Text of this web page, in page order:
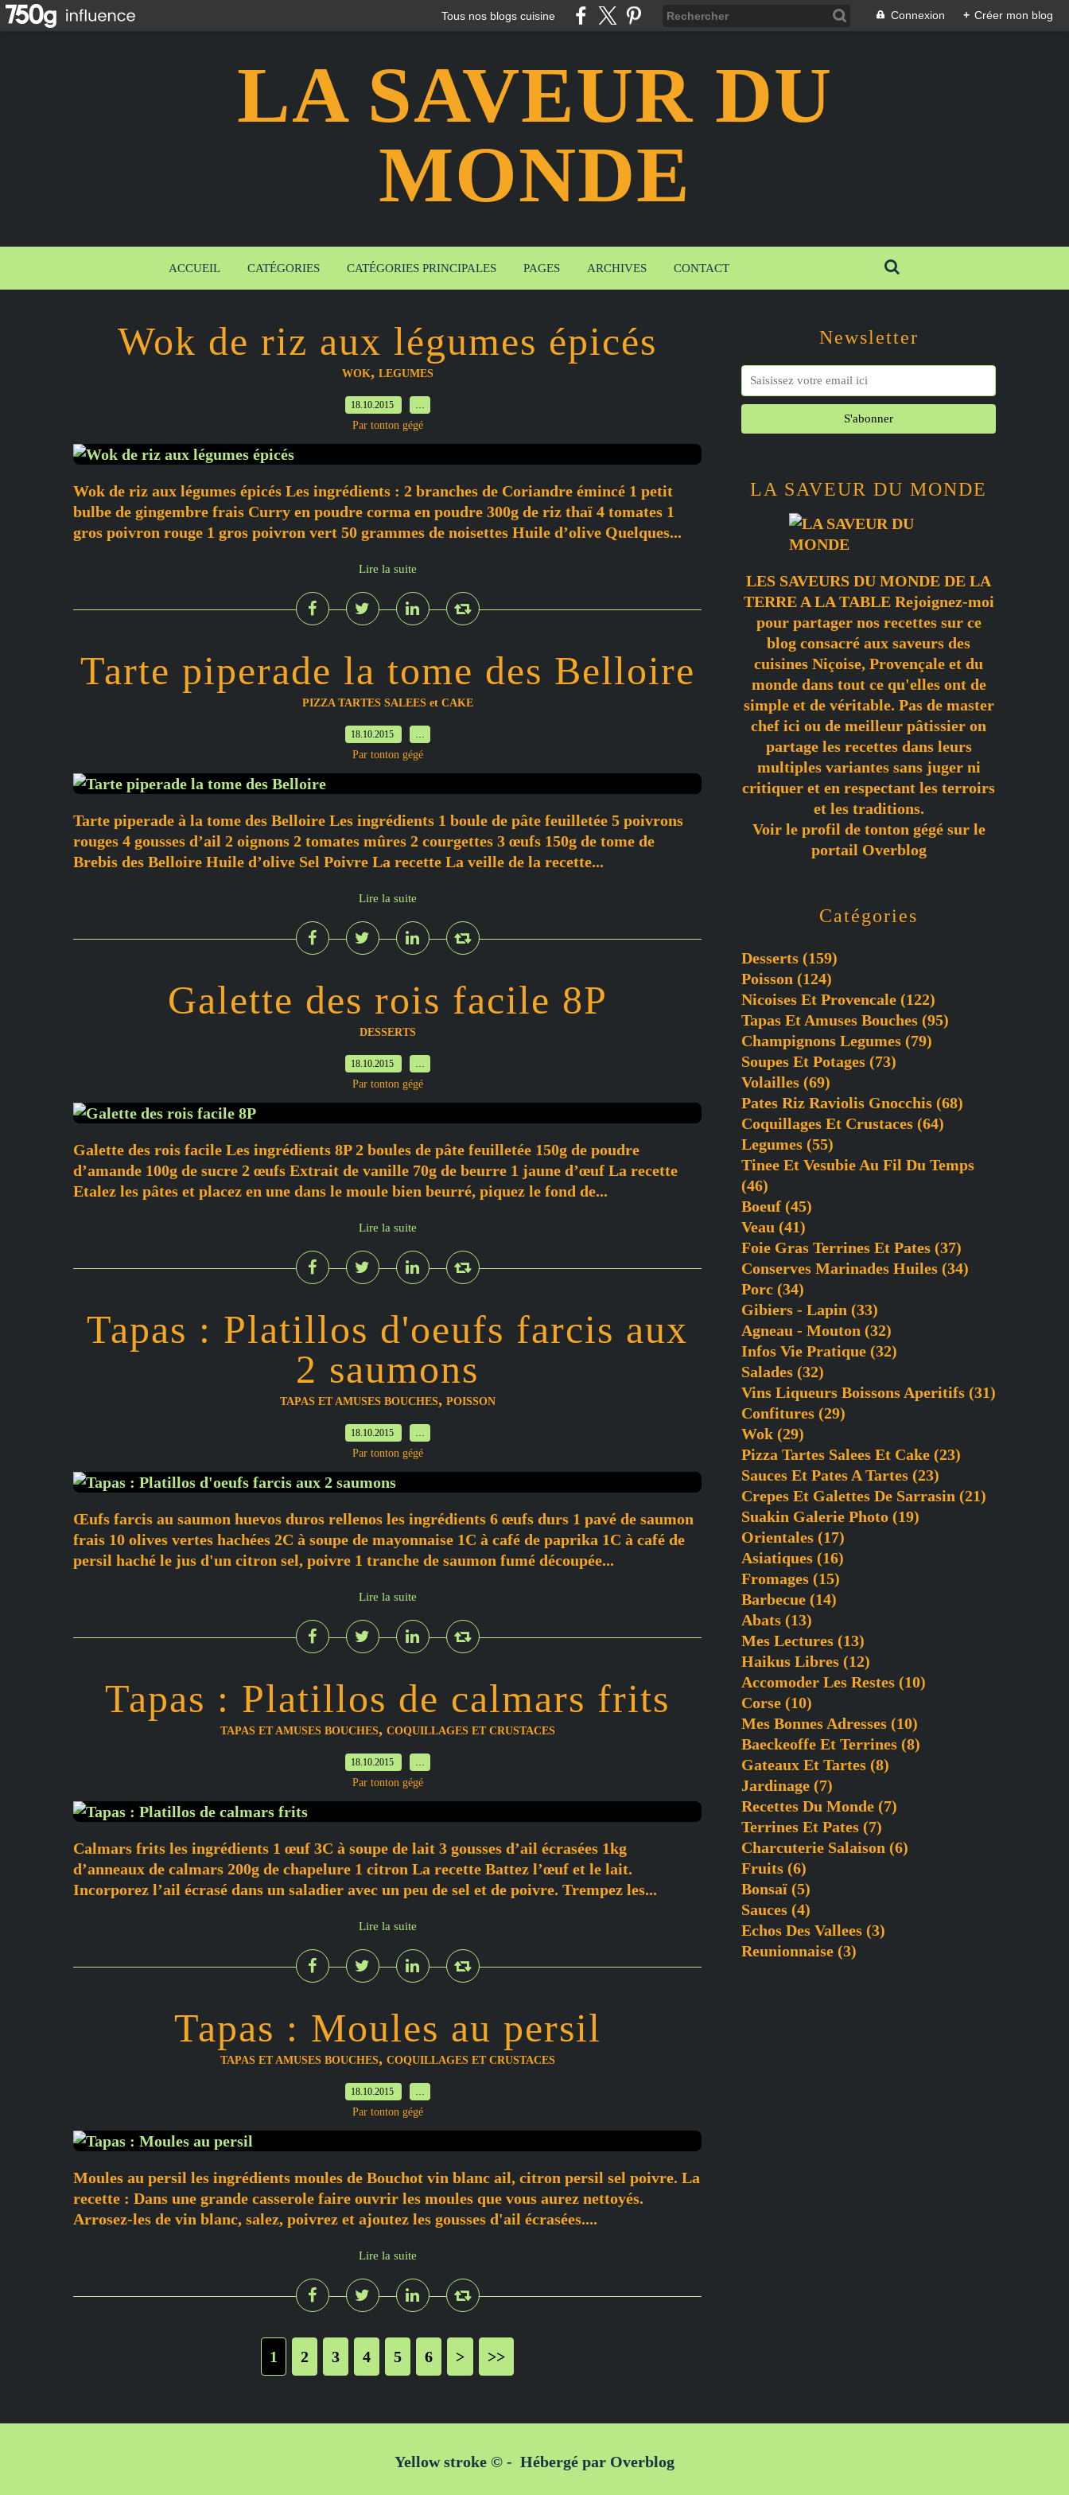
Tous nos blogs cuisine Connexion + Créer mon blog
LA SAVEUR DU
MONDE
ACCUEIL CATÉGORIES CATÉGORIES PRINCIPALES PAGES ARCHIVES CONTACT
Wok de riz aux légumes épicés
WOK, LEGUMES
18.10.2015 …
Par tonton gégé
Wok de riz aux légumes épicés Les ingrédients : 2 branches de Coriandre émincé 1 petit
bulbe de gingembre frais Curry en poudre corma en poudre 300g de riz thaï 4 tomates 1
gros poivron rouge 1 gros poivron vert 50 grammes de noisettes Huile d’olive Quelques...
Lire la suite
Tarte piperade la tome des Belloire
PIZZA TARTES SALEES et CAKE
18.10.2015 …
Par tonton gégé
Tarte piperade à la tome des Belloire Les ingrédients 1 boule de pâte feuilletée 5 poivrons
rouges 4 gousses d’ail 2 oignons 2 tomates mûres 2 courgettes 3 œufs 150g de tome de
Brebis des Belloire Huile d’olive Sel Poivre La recette La veille de la recette...
Lire la suite
Galette des rois facile 8P
DESSERTS
18.10.2015 …
Par tonton gégé
Galette des rois facile Les ingrédients 8P 2 boules de pâte feuilletée 150g de poudre
d’amande 100g de sucre 2 œufs Extrait de vanille 70g de beurre 1 jaune d’œuf La recette
Etalez les pâtes et placez en une dans le moule bien beurré, piquez le fond de...
Lire la suite
Tapas : Platillos d'oeufs farcis aux
2 saumons
TAPAS ET AMUSES BOUCHES, POISSON
18.10.2015 …
Par tonton gégé
Œufs farcis au saumon huevos duros rellenos les ingrédients 6 œufs durs 1 pavé de saumon
frais 10 olives vertes hachées 2C à soupe de mayonnaise 1C à café de paprika 1C à café de
persil haché le jus d'un citron sel, poivre 1 tranche de saumon fumé découpée...
Lire la suite
Tapas : Platillos de calmars frits
TAPAS ET AMUSES BOUCHES, COQUILLAGES ET CRUSTACES
18.10.2015 …
Par tonton gégé
Calmars frits les ingrédients 1 œuf 3C à soupe de lait 3 gousses d’ail écrasées 1kg
d’anneaux de calmars 200g de chapelure 1 citron La recette Battez l’œuf et le lait.
Incorporez l’ail écrasé dans un saladier avec un peu de sel et de poivre. Trempez les...
Lire la suite
Tapas : Moules au persil
TAPAS ET AMUSES BOUCHES, COQUILLAGES ET CRUSTACES
18.10.2015 …
Par tonton gégé
Moules au persil les ingrédients moules de Bouchot vin blanc ail, citron persil sel poivre. La
recette : Dans une grande casserole faire ouvrir les moules que vous aurez nettoyés.
Arrosez-les de vin blanc, salez, poivrez et ajoutez les gousses d'ail écrasées....
Lire la suite
1 2 3 4 5 6 > >>
Newsletter
Catégories
Desserts (159)
Poisson (124)
Nicoises Et Provencale (122)
Tapas Et Amuses Bouches (95)
Champignons Legumes (79)
Soupes Et Potages (73)
Volailles (69)
Pates Riz Raviolis Gnocchis (68)
Coquillages Et Crustaces (64)
Legumes (55)
Tinee Et Vesubie Au Fil Du Temps
(46)
Boeuf (45)
Veau (41)
Foie Gras Terrines Et Pates (37)
Conserves Marinades Huiles (34)
Porc (34)
Gibiers - Lapin (33)
Agneau - Mouton (32)
Infos Vie Pratique (32)
Salades (32)
Vins Liqueurs Boissons Aperitifs (31)
Confitures (29)
Wok (29)
Pizza Tartes Salees Et Cake (23)
Sauces Et Pates A Tartes (23)
Crepes Et Galettes De Sarrasin (21)
Suakin Galerie Photo (19)
Orientales (17)
Asiatiques (16)
Fromages (15)
Barbecue (14)
Abats (13)
Mes Lectures (13)
Haikus Libres (12)
Accomoder Les Restes (10)
Corse (10)
Mes Bonnes Adresses (10)
Baeckeoffe Et Terrines (8)
Gateaux Et Tartes (8)
Jardinage (7)
Recettes Du Monde (7)
Terrines Et Pates (7)
Charcuterie Salaison (6)
Fruits (6)
Bonsaï (5)
Sauces (4)
Echos Des Vallees (3)
Reunionnaise (3)
LA SAVEUR DU MONDE
LES SAVEURS DU MONDE DE LA
TERRE A LA TABLE Rejoignez-moi
pour partager nos recettes sur ce
blog consacré aux saveurs des
cuisines Niçoise, Provençale et du
monde dans tout ce qu'elles ont de
simple et de véritable. Pas de master
chef ici ou de meilleur pâtissier on
partage les recettes dans leurs
multiples variantes sans juger ni
critiquer et en respectant les terroirs
et les traditions.
Voir le profil de tonton gégésur le
portail Overblog
Yellow stroke © - Hébergé par Overblog